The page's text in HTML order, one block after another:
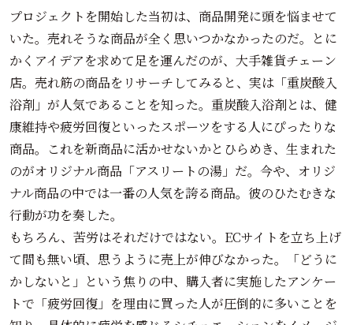
プロジェクトを開始した当初は、商品開発に頭を悩ませて
いた。売れそうな商品が全く思いつかなかったのだ。とに
かくアイデアを求めて足を運んだのが、大手雑貨チェーン
店。売れ筋の商品をリサーチしてみると、実は「重炭酸入
浴剤」が人気であることを知った。重炭酸入浴剤とは、健
康維持や疲労回復といったスポーツをする人にぴったりな
商品。これを新商品に活かせないかとひらめき、生まれた
のがオリジナル商品「アスリートの湯」だ。今や、オリジ
ナル商品の中では一番の人気を誇る商品。彼のひたむきな
行動が功を奏した。
もちろん、苦労はそれだけではない。ECサイトを立ち上げ
て間も無い頃、思うように売上が伸びなかった。「どうに
かしないと」という焦りの中、購入者に実施したアンケー
トで「疲労回復」を理由に買った人が圧倒的に多いことを